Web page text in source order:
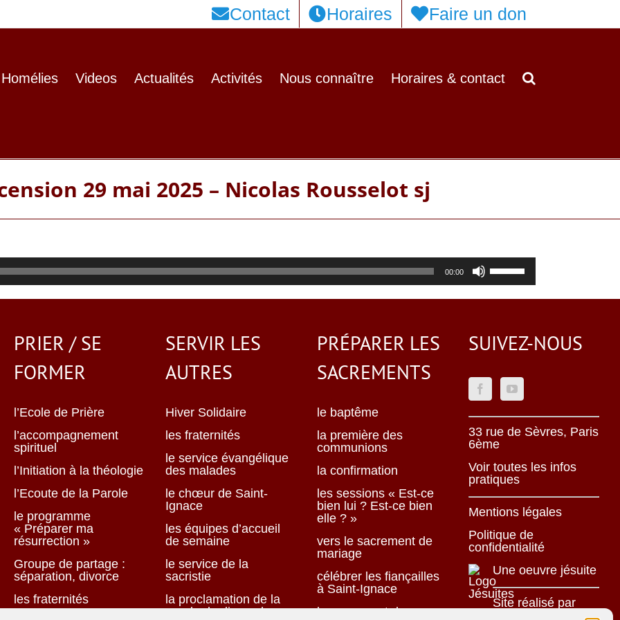
Contact Horaires Faire un don
Homélies Videos Actualités Activités Nous connaître Horaires & contact
29 mai 2025 – Nicolas Rousselot sj
00:00
flèches
augmenter
diminuer
PRIER / SE
FORMER
l’Ecole de Prière
l’accompagnement
spirituel
l’Initiation à la théologie
l’Ecoute de la Parole
le programme
« Préparer ma
résurrection »
Groupe de partage :
séparation, divorce
les fraternités
SERVIR LES
AUTRES
Hiver Solidaire
les fraternités
le service évangélique
des malades
le chœur de Saint-
Ignace
les équipes d’accueil
de semaine
le service de la
sacristie
la proclamation de la
parole du dimanche
PRÉPARER LES
SACREMENTS
le baptême
la première des
communions
la confirmation
les sessions « Est-ce
bien lui ? Est-ce bien
elle ? »
vers le sacrement de
mariage
célébrer les fiançailles
à Saint-Ignace
le sacrement des
SUIVEZ-NOUS
33 rue de Sèvres, Paris
6ème
Voir toutes les infos
pratiques
Mentions légales
Politique de
confidentialité
Une oeuvre jésuite
Site réalisé par